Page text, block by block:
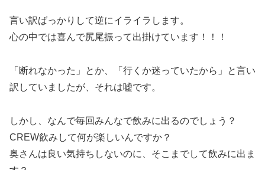
言い訳ばっかりして逆にイライラします。
心の中では喜んで尻尾振って出掛けています！！！
「断れなかった」とか、「行くか迷っていたから」と言い
訳していましたが、それは嘘です。
しかし、なんで毎回みんなで飲みに出るのでしょう？
CREW飲みして何が楽しいんですか？
奥さんは良い気持ちしないのに、そこまでして飲みに出ま